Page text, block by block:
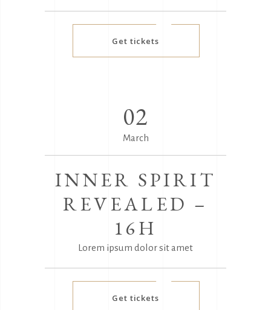
Get tickets
02
March
INNER SPIRIT
REVEALED –
16H
Lorem ipsum dolor sit amet
Get tickets